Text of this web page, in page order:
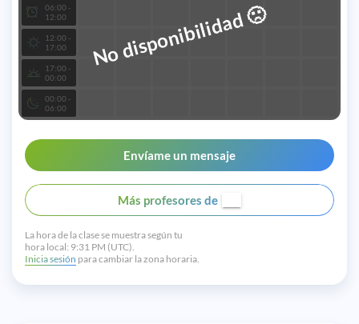
06:00 -
12:00
12:00 -
17:00
17:00 -
00:00
00:00 -
06:00
No disponibilidad🙁
Envíame un mensaje
Más profesores de
La hora de la clase se muestra según tu
hora local: 9:31 PM (UTC).
Inicia sesión para cambiar la zona horaria.